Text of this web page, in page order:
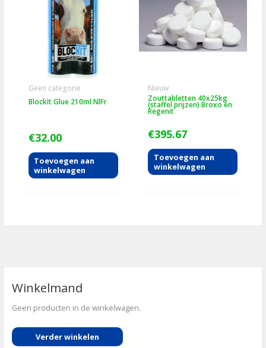
Geen categorie
Blockit Glue 210ml NlFr
€32.00
Toevoegen aan
winkelwagen
Nieuw
Zouttabletten 40x25kg
(staffel prijzen) Broxo en
Regenit
€395.67
Toevoegen aan
winkelwagen
Winkelmand
Geen producten in de winkelwagen.
Verder winkelen